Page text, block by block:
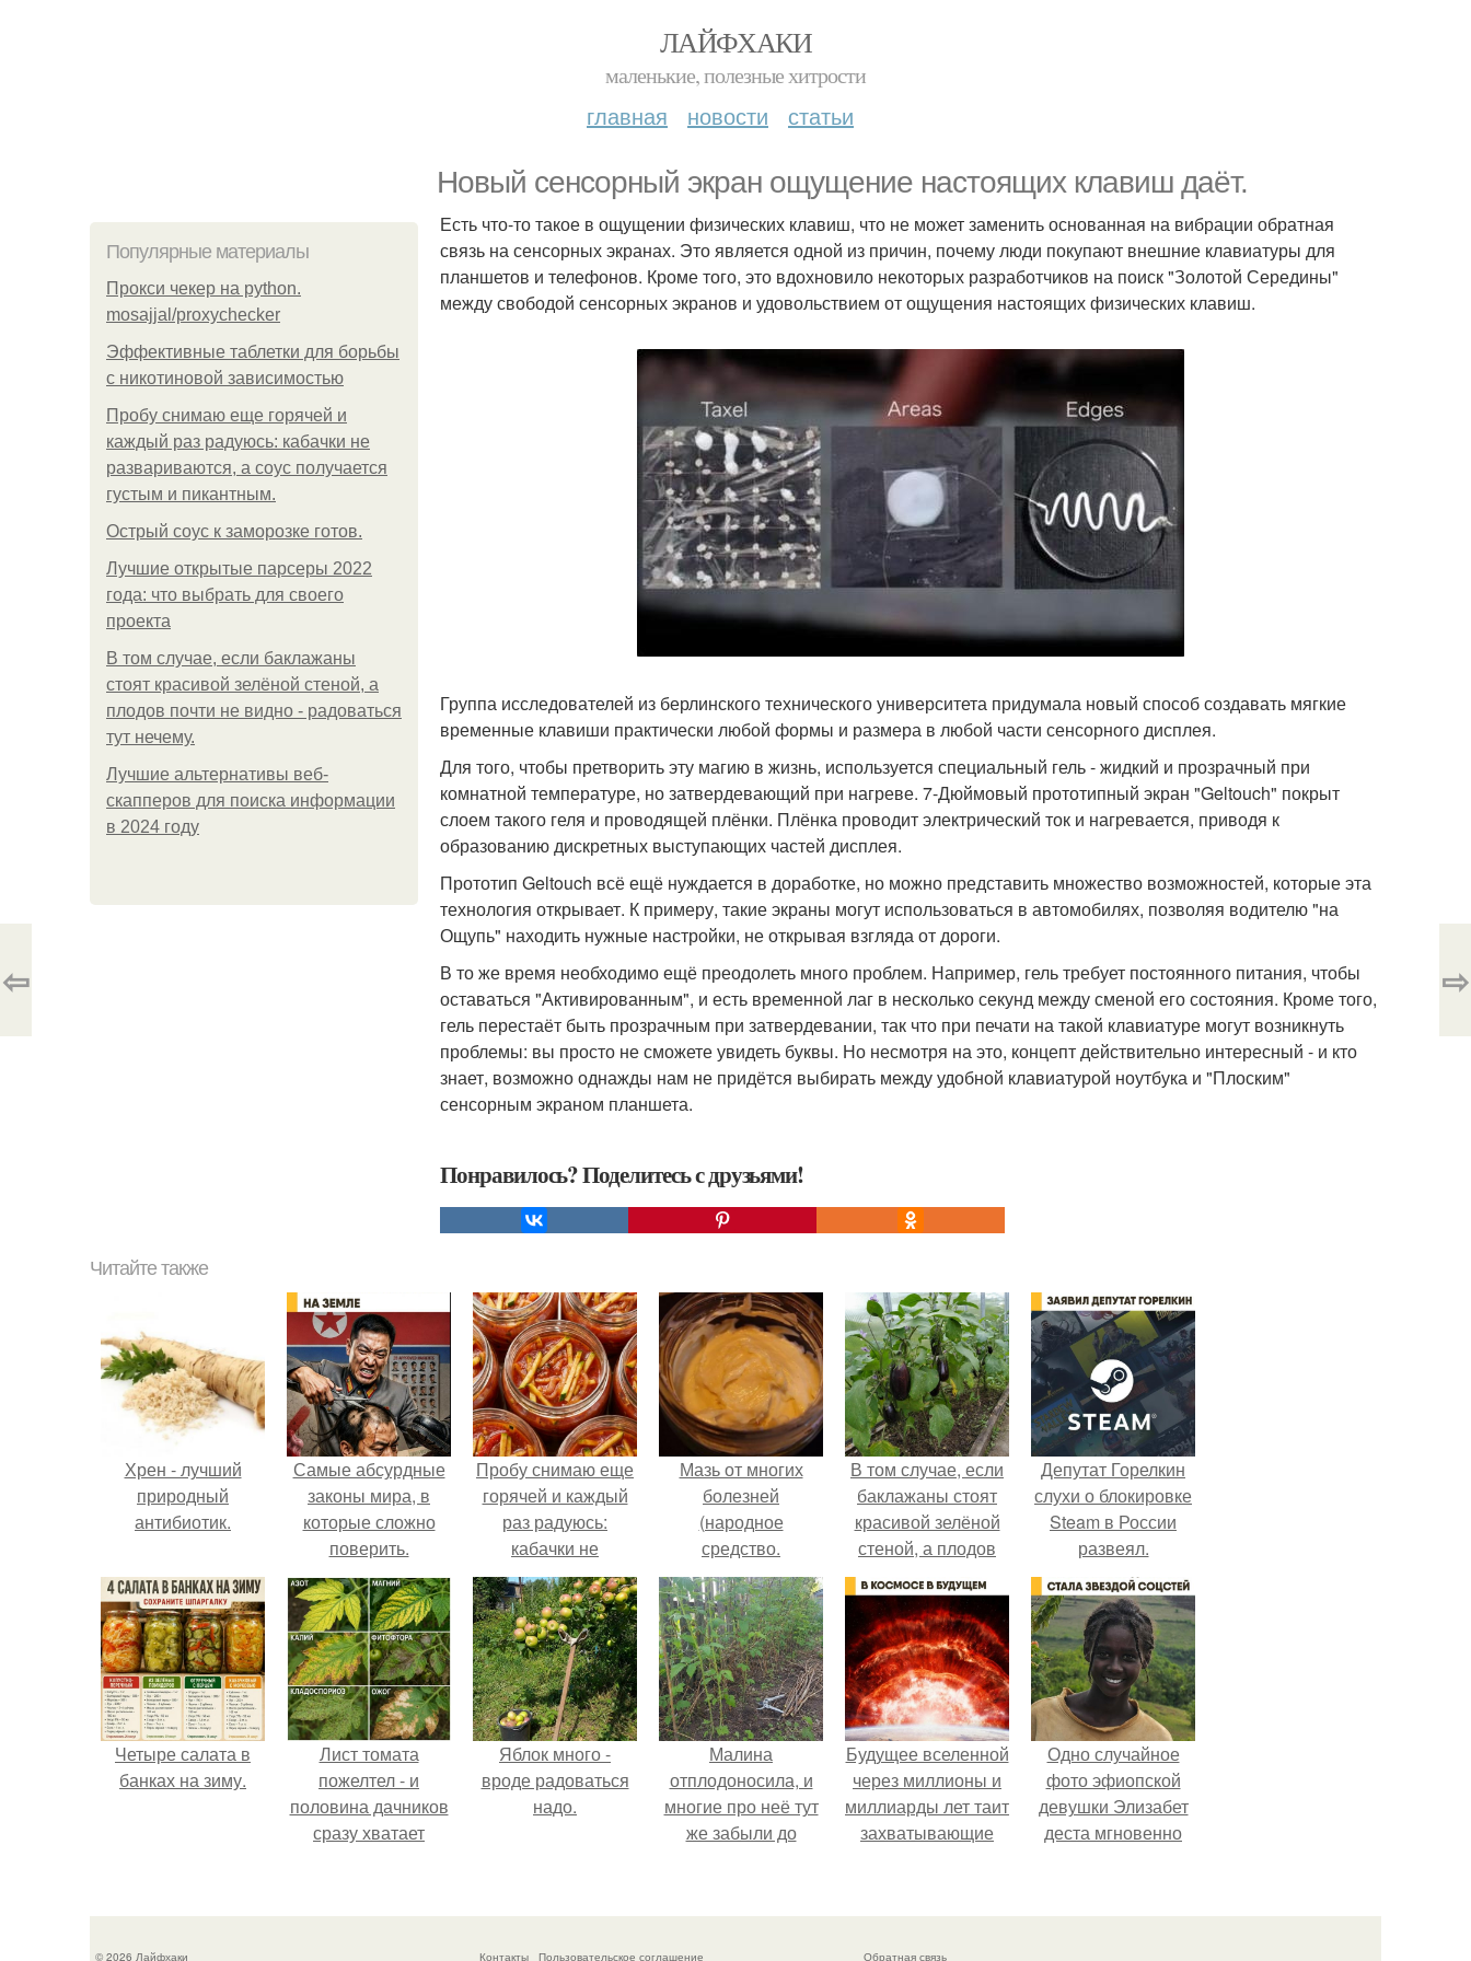
ЛАЙФХАКИ
маленькие, полезные хитрости
главная новости статьи
Новый сенсорный экран ощущение настоящих клавиш даёт.
Популярные материалы
Прокси чекер на python.
mosajjal/proxychecker
Эффективные таблетки для борьбы
с никотиновой зависимостью
Пробу снимаю еще горячей и
каждый раз радуюсь: кабачки не
развариваются, а соус получается
густым и пикантным.
Острый соус к заморозке готов.
Лучшие открытые парсеры 2022
года: что выбрать для своего
проекта
В том случае, если баклажаны
стоят красивой зелёной стеной, а
плодов почти не видно - радоваться
тут нечему.
Лучшие альтернативы веб-
скапперов для поиска информации
в 2024 году
Есть что-то такое в ощущении физических клавиш, что не может заменить основанная на вибрации обратная
связь на сенсорных экранах. Это является одной из причин, почему люди покупают внешние клавиатуры для
планшетов и телефонов. Кроме того, это вдохновило некоторых разработчиков на поиск "Золотой Середины"
между свободой сенсорных экранов и удовольствием от ощущения настоящих физических клавиш.
Группа исследователей из берлинского технического университета придумала новый способ создавать мягкие
временные клавиши практически любой формы и размера в любой части сенсорного дисплея.
Для того, чтобы претворить эту магию в жизнь, используется специальный гель - жидкий и прозрачный при
комнатной температуре, но затвердевающий при нагреве. 7-Дюймовый прототипный экран "Geltouch" покрыт
слоем такого геля и проводящей плёнки. Плёнка проводит электрический ток и нагревается, приводя к
образованию дискретных выступающих частей дисплея.
Прототип Geltouch всё ещё нуждается в доработке, но можно представить множество возможностей, которые эта
технология открывает. К примеру, такие экраны могут использоваться в автомобилях, позволяя водителю "на
Ощупь" находить нужные настройки, не открывая взгляда от дороги.
В то же время необходимо ещё преодолеть много проблем. Например, гель требует постоянного питания, чтобы
оставаться "Активированным", и есть временной лаг в несколько секунд между сменой его состояния. Кроме того,
гель перестаёт быть прозрачным при затвердевании, так что при печати на такой клавиатуре могут возникнуть
проблемы: вы просто не сможете увидеть буквы. Но несмотря на это, концепт действительно интересный - и кто
знает, возможно однажды нам не придётся выбирать между удобной клавиатурой ноутбука и "Плоским"
сенсорным экраном планшета.
Понравилось? Поделитесь с друзьями!
⇦ ⇨
Читайте также
Хрен - лучший
природный
антибиотик.
Самые абсурдные
законы мира, в
которые сложно
поверить.
Пробу снимаю еще
горячей и каждый
раз радуюсь:
кабачки не
развариваются, а
соус получается
густым и
пикантным.
Мазь от многих
болезней
(народное
средство.
В том случае, если
баклажаны стоят
красивой зелёной
стеной, а плодов
почти не видно -
радоваться тут
нечему.
Депутат Горелкин
слухи о блокировке
Steam в России
развеял.
Четыре салата в
банках на зиму.
Лист томата
пожелтел - и
половина дачников
сразу хватает
Яблок много -
вроде радоваться
надо.
Малина
отплодоносила, и
многие про неё тут
же забыли до
Будущее вселенной
через миллионы и
миллиарды лет таит
захватывающие
Одно случайное
фото эфиопской
девушки Элизабет
деста мгновенно
сделало её новой
© 2026 Лайфхаки Контакты Пользовательское соглашение Обратная связь